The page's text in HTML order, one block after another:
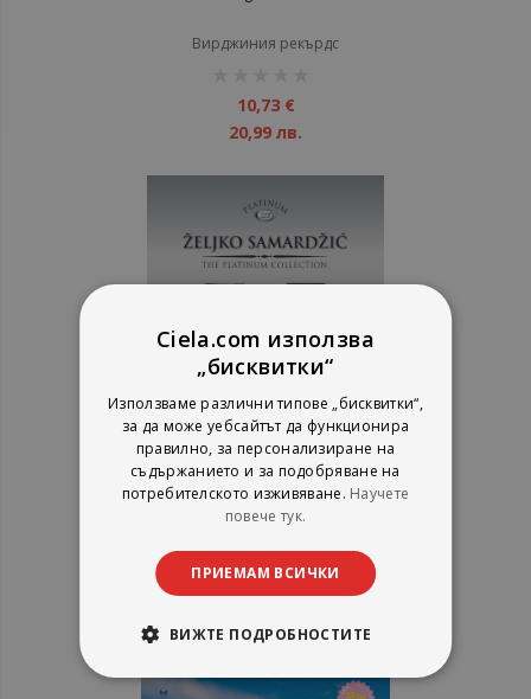
Вирджиния рекърдс
10,73 €
20,99 лв.
Zeljko Samardzic ‎- Platinum
Collection - 5 CD
рейтинг:
1%
Ciela.com използва
„бисквитки“
Използваме различни типове „бисквитки“,
за да може уебсайтът да функционира
правилно, за персонализиране на
съдържанието и за подобряване на
потребителското изживяване. Научете
повече тук.
ПРИЕМАМ ВСИЧКИ
ВИЖТЕ ПОДРОБНОСТИТЕ